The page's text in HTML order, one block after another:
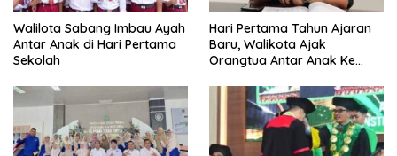
Walilota Sabang Imbau Ayah
Antar Anak di Hari Pertama
Sekolah
Hari Pertama Tahun Ajaran
Baru, Walikota Ajak
Orangtua Antar Anak Ke